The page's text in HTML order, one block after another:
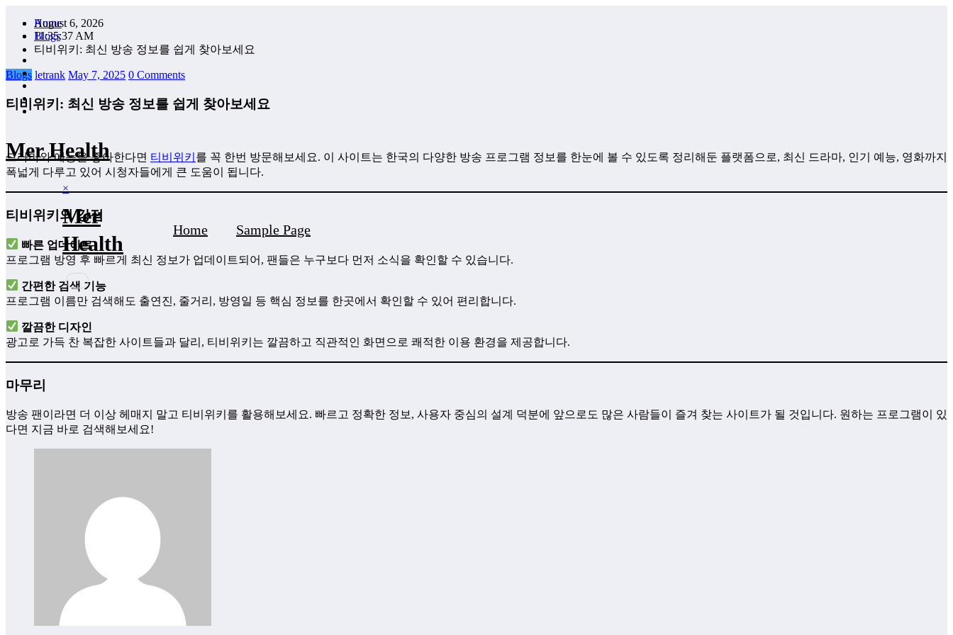
content
August 6, 2026
11:35:38 AM
Mer Health
×
Mer
Health
Home Sample Page
Home
Blogs
티비위키: 최신 방송 정보를 쉽게 찾아보세요
Blogs letrank May 7, 2025 0 Comments
티비위키: 최신 방송 정보를 쉽게 찾아보세요
드라마와 예능을 좋아한다면 티비위키 를 꼭 한번 방문해보세요. 이 사이트는 한국의 다양한 방송 프로그램 정보를 한눈에 볼 수 있도록 정리해둔 플랫폼으로, 최신 드라마, 인기 예능, 영화까지
폭넓게 다루고 있어 시청자들에게 큰 도움이 됩니다.
티비위키의 강점
빠른 업데이트
프로그램 방영 후 빠르게 최신 정보가 업데이트되어, 팬들은 누구보다 먼저 소식을 확인할 수 있습니다.
간편한 검색 기능
프로그램 이름만 검색해도 출연진, 줄거리, 방영일 등 핵심 정보를 한곳에서 확인할 수 있어 편리합니다.
깔끔한 디자인
광고로 가득 찬 복잡한 사이트들과 달리, 티비위키는 깔끔하고 직관적인 화면으로 쾌적한 이용 환경을 제공합니다.
마무리
방송 팬이라면 더 이상 헤매지 말고 티비위키를 활용해보세요. 빠르고 정확한 정보, 사용자 중심의 설계 덕분에 앞으로도 많은 사람들이 즐겨 찾는 사이트가 될 것입니다. 원하는 프로그램이 있
다면 지금 바로 검색해보세요!